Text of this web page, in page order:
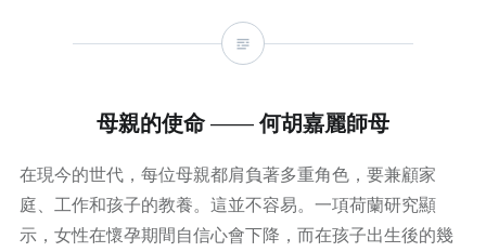
母親的使命 —— 何胡嘉麗師母
在現今的世代，每位母親都肩負著多重角色，要兼顧家
庭、工作和孩子的教養。這並不容易。一項荷蘭研究顯
示，女性在懷孕期間自信心會下降，而在孩子出生後的幾